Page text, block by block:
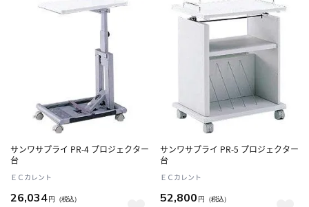
サンワサプライ PR-4 プロジェクター
台
ＥＣカレント
26,034円 （税込）
サンワサプライ PR-5 プロジェクター
台
ＥＣカレント
52,800 円 （税込）